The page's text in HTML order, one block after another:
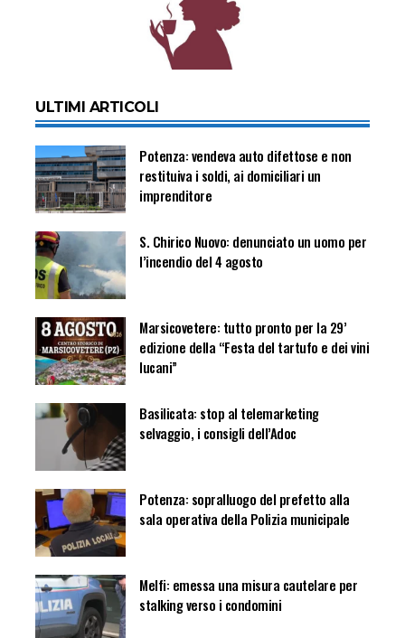
ULTIMI ARTICOLI
Potenza: vendeva auto difettose e non
restituiva i soldi, ai domiciliari un
imprenditore
S. Chirico Nuovo: denunciato un uomo per
l’incendio del 4 agosto
Marsicovetere: tutto pronto per la 29’
edizione della “Festa del tartufo e dei vini
lucani”
Basilicata: stop al telemarketing
selvaggio, i consigli dell’Adoc
Potenza: sopralluogo del prefetto alla
sala operativa della Polizia municipale
Melfi: emessa una misura cautelare per
stalking verso i condomini